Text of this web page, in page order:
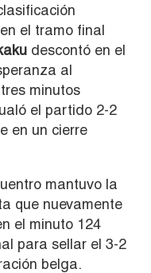
el tramo final
descontó en el
al
minutos
el partido 2-2
en un cierre
mantuvo la
que nuevamente
el minuto 124
para sellar el 3-2
belga.